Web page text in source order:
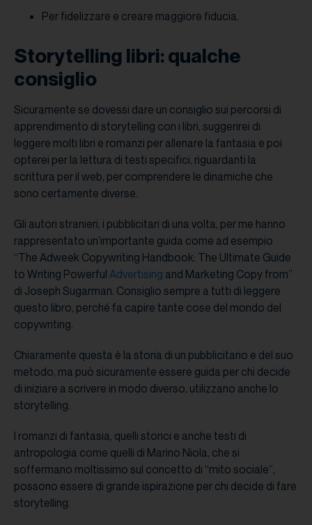
Per fidelizzare e creare maggiore fiducia.
Storytelling libri: qualche
consiglio
Sicuramente se dovessi dare un consiglio sui percorsi di
apprendimento di storytelling con i libri, suggerirei di
leggere molti libri e romanzi per allenare la fantasia e poi
opterei per la lettura di testi specifici, riguardanti la
scrittura per il web, per comprendere le dinamiche che
sono certamente diverse.
Gli autori stranieri, i pubblicitari di una volta, per me hanno
rappresentato un’importante guida come ad esempio
“The Adweek Copywriting Handbook: The Ultimate Guide
to Writing Powerful Advertising and Marketing Copy from”
di Joseph Sugarman. Consiglio sempre a tutti di leggere
questo libro, perché fa capire tante cose del mondo del
copywriting.
Chiaramente questa è la storia di un pubblicitario e del suo
metodo, ma può sicuramente essere guida per chi decide
di iniziare a scrivere in modo diverso, utilizzano anche lo
storytelling.
I romanzi di fantasia, quelli storici e anche testi di
antropologia come quelli di Marino Niola, che si
soffermano moltissimo sul concetto di “mito sociale”,
possono essere di grande ispirazione per chi decide di fare
storytelling.